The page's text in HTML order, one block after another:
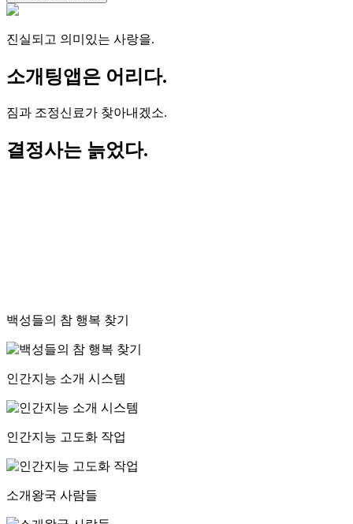
진실되고 의미있는 사랑을.
소개팅앱은 어리다.
짐과 조정신료가 찾아내겠소.
결정사는 늙었다.
백성들의 참 행복 찾기
인간지능 소개 시스템
인간지능 고도화 작업
소개왕국 사람들